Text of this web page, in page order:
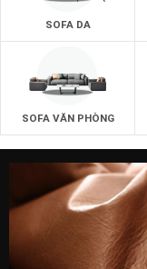
zSOFA.vn giao
Quý khách hàng ở
4, Quận 5,Quận 6
11
Quận Gò Vấp ,
được hàng trong
SOFA DA
SOFA VĂN PHÒNG